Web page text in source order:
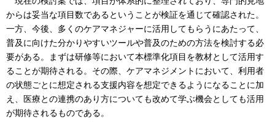
からは妥当な項目数であるということが検証を通じて確認された。
一方、今後、多くのケアマネジャーに活用してもらうにあたって、
普及に向けた分かりやすいツールや普及のための方法を検討する必
要がある。まずは研修等において本標準化項目を教材として活用す
ることが期待される。その際、ケアマネジメントにおいて、利用者
の状態ごとに想定される支援内容を想定できるようになることに加
え、医療との連携のあり方についても改めて学ぶ機会としても活用
が期待されるものである。